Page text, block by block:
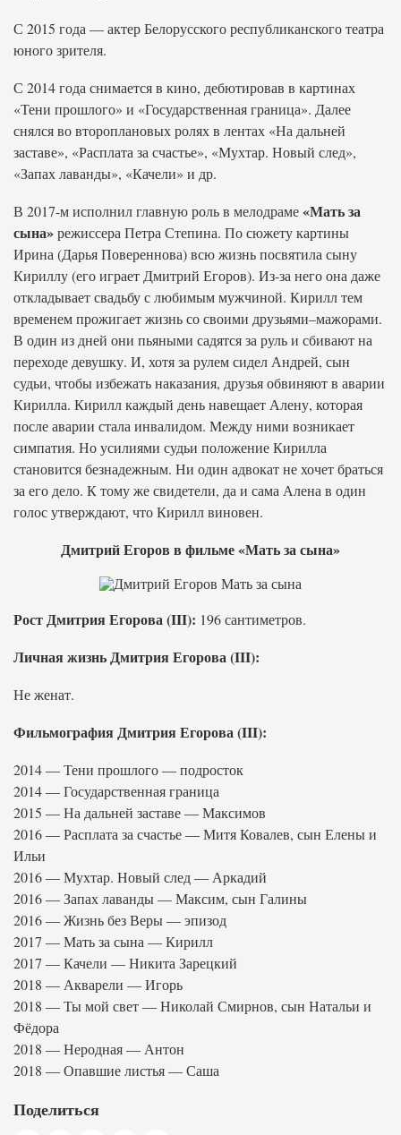
С 2015 года — актер Белорусского республиканского театра
юного зрителя.
С 2014 года снимается в кино, дебютировав в картинах
«Тени прошлого» и «Государственная граница». Далее
снялся во второплановых ролях в лентах «На дальней
заставе», «Расплата за счастье», «Мухтар. Новый след»,
«Запах лаванды», «Качели» и др.
В 2017-м исполнил главную роль в мелодраме«Мать за
сына»режиссера Петра Степина. По сюжету картины
Ирина (Дарья Повереннова) всю жизнь посвятила сыну
Кириллу (его играет Дмитрий Егоров). Из-за него она даже
откладывает свадьбу с любимым мужчиной. Кирилл тем
временем прожигает жизнь со своими друзьями–мажорами.
В один из дней они пьяными садятся за руль и сбивают на
переходе девушку. И, хотя за рулем сидел Андрей, сын
судьи, чтобы избежать наказания, друзья обвиняют в аварии
Кирилла. Кирилл каждый день навещает Алену, которая
после аварии стала инвалидом. Между ними возникает
симпатия. Но усилиями судьи положение Кирилла
становится безнадежным. Ни один адвокат не хочет браться
за его дело. К тому же свидетели, да и сама Алена в один
голос утверждают, что Кирилл виновен.
Дмитрий Егоров в фильме «Мать за сына»
Рост Дмитрия Егорова (III): 196 сантиметров.
Личная жизнь Дмитрия Егорова (III):
Не женат.
Фильмография Дмитрия Егорова (III):
2014 — Тени прошлого — подросток
2014 — Государственная граница
2015 — На дальней заставе — Максимов
2016 — Расплата за счастье — Митя Ковалев, сын Елены и
Ильи
2016 — Мухтар. Новый след — Аркадий
2016 — Запах лаванды — Максим, сын Галины
2016 — Жизнь без Веры — эпизод
2017 — Мать за сына — Кирилл
2017 — Качели — Никита Зарецкий
2018 — Акварели — Игорь
2018 — Ты мой свет — Николай Смирнов, сын Натальи и
Фёдора
2018 — Неродная — Антон
2018 — Опавшие листья — Саша
Поделиться